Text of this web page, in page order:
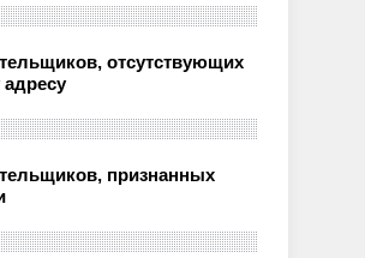
отсутствующих
признанных